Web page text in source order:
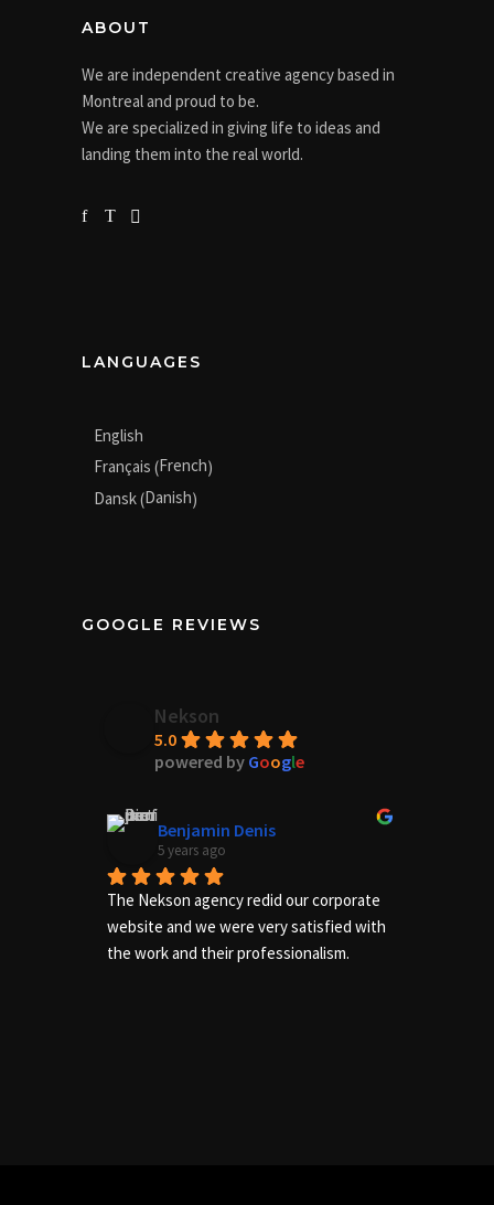
ABOUT
We are independent creative agency based in
Montreal and proud to be.
We are specialized in giving life to ideas and
landing them into the real world.
LANGUAGES
English
Français (French)
Dansk(Danish)
GOOGLE REVIEWS
Nekson
5.0
powered by Google
Benjamin Denis
5 years ago
The Nekson agency redid our corporate
website and we were very satisfied with
the work and their professionalism.